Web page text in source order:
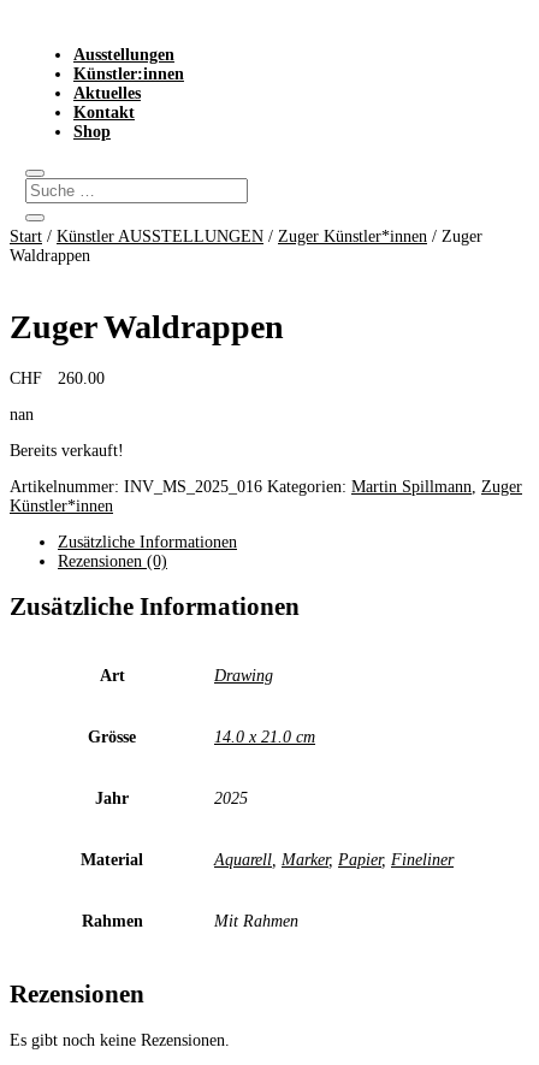
Ausstellungen
Künstler:innen
Aktuelles
Kontakt
Shop
Start / Künstler AUSSTELLUNGEN / Zuger Künstler*innen / Zuger
Waldrappen
Zuger Waldrappen
CHF
260.00
nan
Bereits verkauft!
Artikelnummer: INV_MS_2025_016 Kategorien: Martin Spillmann
Zuger
Künstler*innen
Zusätzliche Informationen
Rezensionen (0)
Zusätzliche Informationen
Art Drawing
Grösse 14.0 x 21.0 cm
Jahr 2025
Material Aquarell Marker, Papier, Fineliner
Rahmen Mit Rahmen
Rezensionen
Es gibt noch keine Rezensionen.